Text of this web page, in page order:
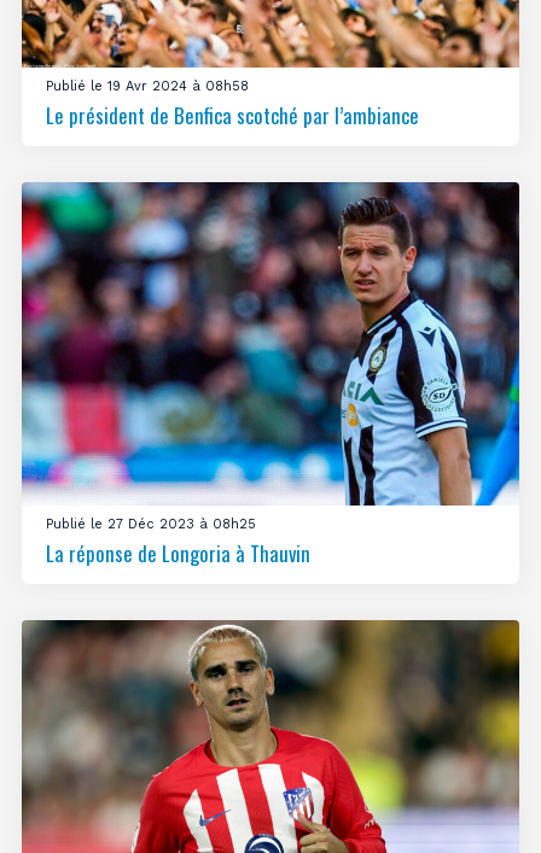
Publié le 19 Avr 2024 à 08h58
Le président de Benfica scotché par l’ambiance
Publié le 27 Déc 2023 à 08h25
La réponse de Longoria à Thauvin